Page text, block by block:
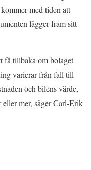
med tiden att
lägger fram sitt
få tillbaka om bolaget
varierar från fall till
och bilens värde,
mer, säger Carl-Erik